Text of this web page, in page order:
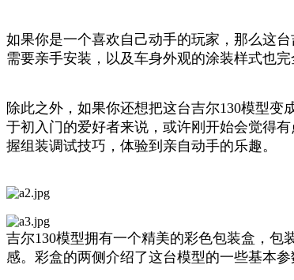
如果你是一个喜欢自己动手的玩家，那么这
需要亲手安装，以及车身外观的涂装样式也
除此之外，如果你还想把这台吉尔130模型
于初入门的爱好者来说，或许刚开始会觉得
握组装调试技巧，体验到亲自动手的乐趣。
吉尔130模型拥有一个精美的彩色包装盒，包
感。彩盒的两侧介绍了这台模型的一些基本参